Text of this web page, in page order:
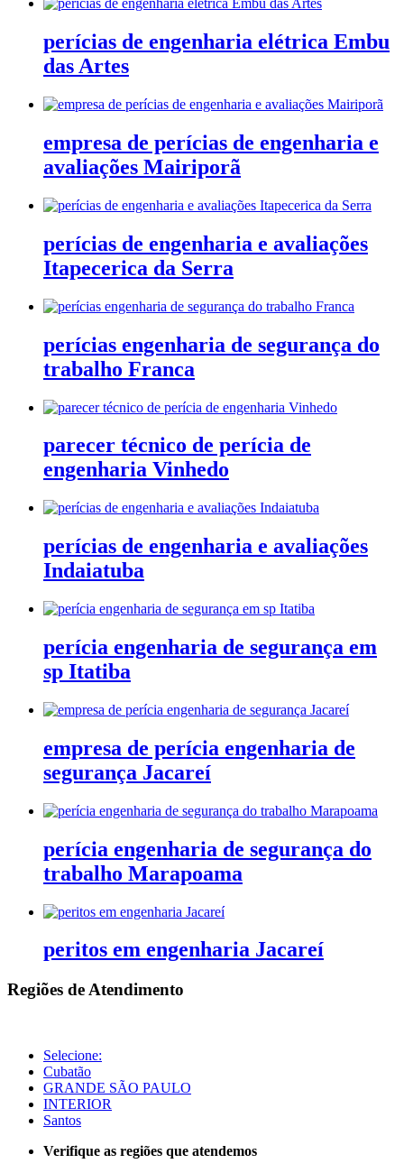
perícias de engenharia elétrica Embu
das Artes
empresa de perícias de engenharia e
avaliações Mairiporã
perícias de engenharia e avaliações
Itapecerica da Serra
perícias engenharia de segurança do
trabalho Franca
parecer técnico de perícia de
engenharia Vinhedo
perícias de engenharia e avaliações
Indaiatuba
perícia engenharia de segurança em
sp Itatiba
empresa de perícia engenharia de
segurança Jacareí
perícia engenharia de segurança do
trabalho Marapoama
peritos em engenharia Jacareí
Regiões de Atendimento
Selecione:
Cubatão
GRANDE SÃO PAULO
INTERIOR
Santos
Verifique as regiões que atendemos